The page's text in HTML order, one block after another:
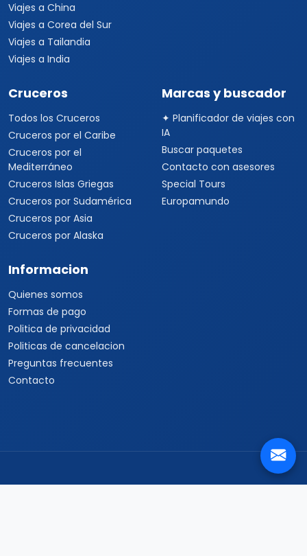
Viajes a China
Viajes a Corea del Sur
Viajes a Tailandia
Viajes a India
Cruceros
Todos los Cruceros
Cruceros por el Caribe
Cruceros por el
Mediterráneo
Cruceros Islas Griegas
Cruceros por Sudamérica
Cruceros por Asia
Cruceros por Alaska
Marcas y buscador
✦ Planificador de viajes con
IA
Buscar paquetes
Contacto con asesores
Special Tours
Europamundo
Informacion
Quienes somos
Formas de pago
Politica de privacidad
Politicas de cancelacion
Preguntas frecuentes
Contacto